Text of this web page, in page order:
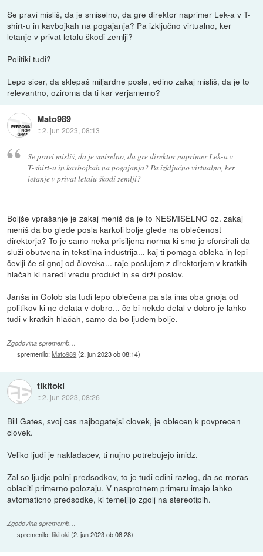
Se pravi misliš, da je smiselno, da gre direktor naprimer Lek-a v T-
shirt-u in kavbojkah na pogajanja? Pa izključno virtualno, ker
letanje v privat letalu škodi zemlji?
Politiki tudi?
Lepo sicer, da sklepaš miljardne posle, edino zakaj misliš, da je to
relevantno, oziroma da ti kar verjamemo?
Mato989
::2. jun 2023, 08:13
Se pravi misliš, da je smiselno, da gre direktor naprimer Lek-a v
T-shirt-u in kavbojkah na pogajanja? Pa izključno virtualno, ker
letanje v privat letalu škodi zemlji?
Boljše vprašanje je zakaj meniš da je to NESMISELNO oz. zakaj
meniš da bo glede posla karkoli bolje glede na oblečenost
direktorja? To je samo neka prisiljena norma ki smo jo sforsirali da
služi obutvena in tekstilna industrija... kaj ti pomaga obleka in lepi
čevlji če si gnoj od človeka... raje poslujem z direktorjem v kratkih
hlačah ki naredi vredu produkt in se drži poslov.
Janša in Golob sta tudi lepo oblečena pa sta ima oba gnoja od
politikov ki ne delata v dobro... če bi nekdo delal v dobro je lahko
tudi v kratkih hlačah, samo da bo ljudem bolje.
Zgodovina sprememb…
spremenilo:Mato989(2. jun 2023 ob 08:14)
tikitoki
::2. jun 2023, 08:26
Bill Gates, svoj cas najbogatejsi clovek, je oblecen k povprecen
clovek.
Veliko ljudi je nakladacev, ti nujno potrebujejo imidz.
Zal so ljudje polni predsodkov, to je tudi edini razlog, da se moras
oblaciti primerno polozaju. V nasprotnem primeru imajo lahko
avtomaticno predsodke, ki temeljijo zgolj na stereotipih.
Zgodovina sprememb…
spremenilo:tikitoki(2. jun 2023 ob 08:28)